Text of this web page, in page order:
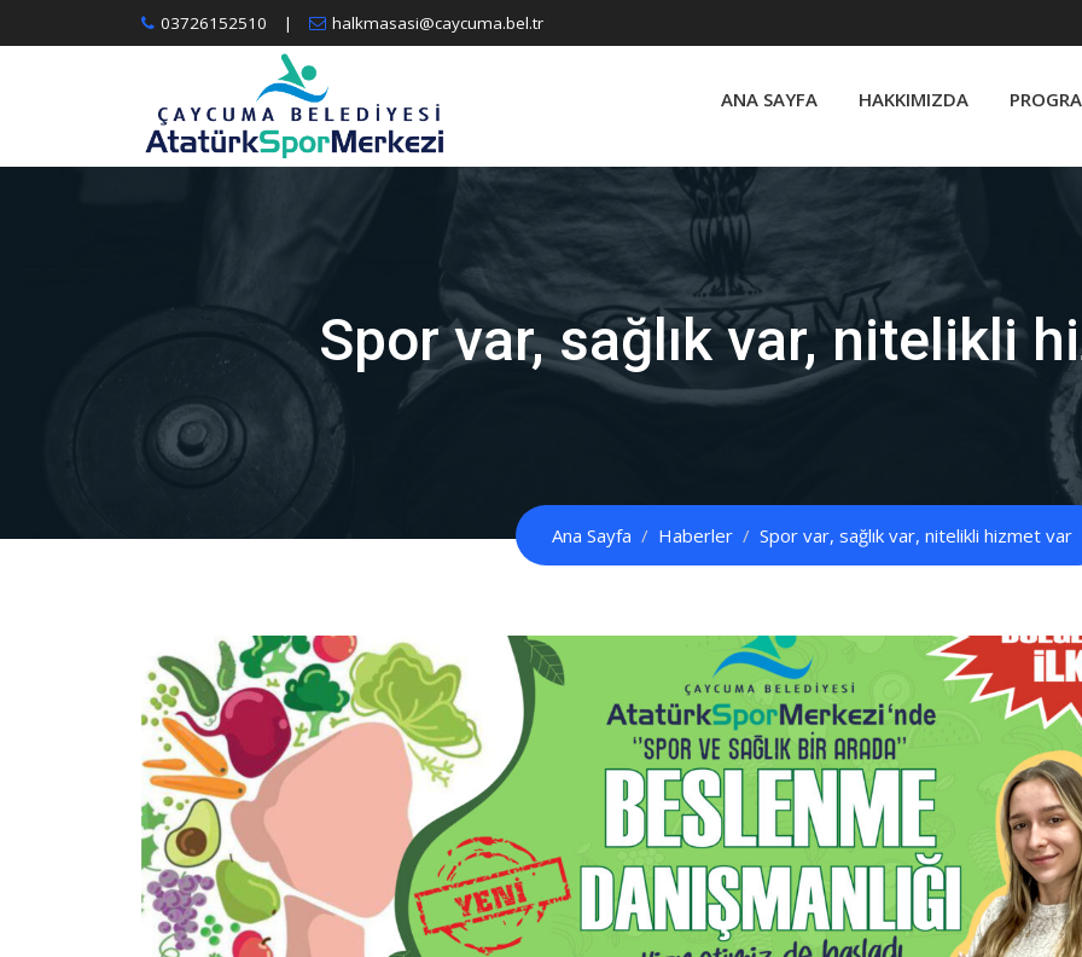
Atla
03726152510 | halkmasasi@caycuma.bel.tr
ANA SAYFA HAKKIMIZDA
Spor var, sağlık var, nitelikli
Ana Sayfa Haberler Spor var, sağlık var, nitelikli hizmet var